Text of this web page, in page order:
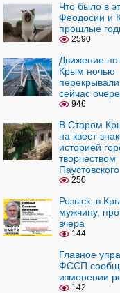
Что было в
Феодосии и
прошлые
2590
Движение по
Крым ночью
перекрывали
сейчас
946
В Старом
на квест-
историей
творчеством
Паустовского
250
Розыск: в
мужчину,
вчера
144
Главное
ФССП
изменении
142